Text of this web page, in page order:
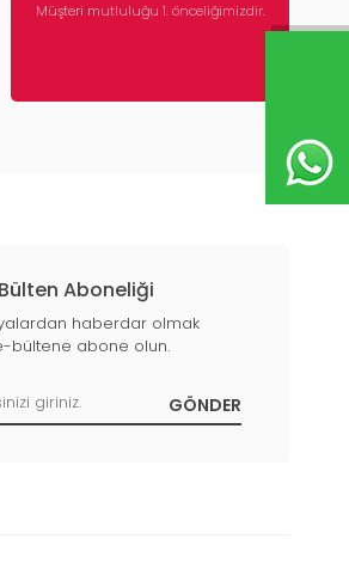
Müşteri mutluluğu 1. önceliğimizdir.
Aboneliği
haberdar olmak
bültene abone olun.